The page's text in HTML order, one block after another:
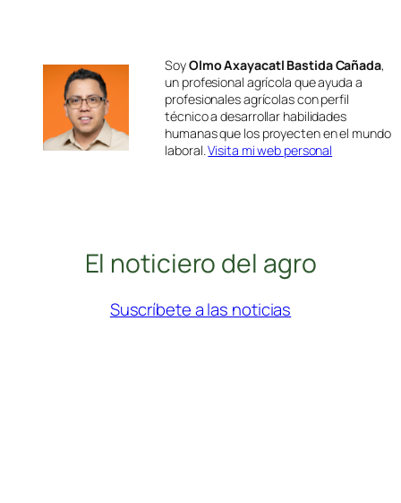
SoyOlmo Axayacatl Bastida Cañada,
un profesional agrícola que ayuda a
profesionales agrícolas con perfil
técnico a desarrollar habilidades
humanas que los proyecten en el mundo
laboral.Visita mi web personal
El noticiero del agro
Suscríbete a las noticias